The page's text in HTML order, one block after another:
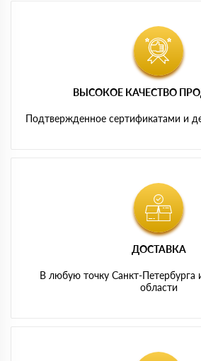
ВЫСОКОЕ КАЧЕСТВО
Подтвержденное сертификатами и
ДОСТАВКА
В любую точку Санкт-Петербурга
области